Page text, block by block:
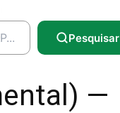
Pesquisar
—